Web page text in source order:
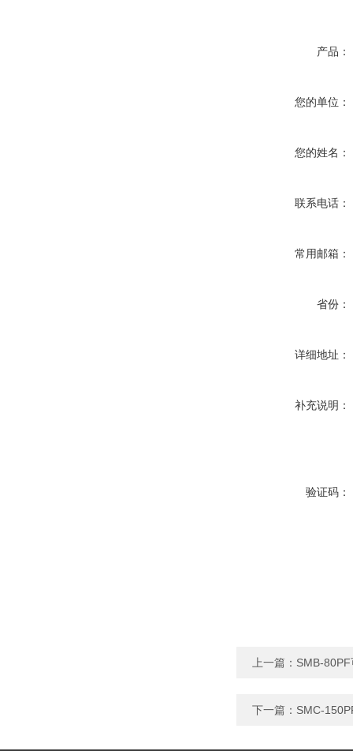
产品：
您的单位：
您的姓名：
联系电话：
常用邮箱：
省份：
详细地址：
补充说明：
验证码：
上一篇： SMB-
下一篇： SMC-